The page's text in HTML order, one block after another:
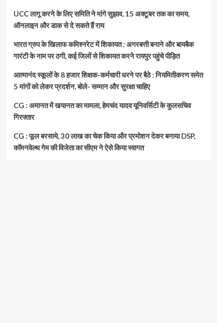
UCC लागू करने के लिए समिति ने मांगे सुझाव, 15 अक्टूबर तक का समय,
ऑनलाइन और डाक से दे सकते हैं राय
भारत ग्रुप के खिलाफ कमिश्नरेट में शिकायत : अगरबत्ती बनाने और बायबैक
गारंटी के नाम पर ठगी, कई जिलों से शिकायत करने रायपुर पहुंचे पीड़ित
आत्मानंद स्कूलों के 8 हजार शिक्षक-कर्मचारी धरने पर बैठे : नियमितीकरण समेत
5 मांगों को लेकर प्रदर्शन, बोले- सम्मान और सुरक्षा चाहिए
CG : अमानत में खयानत का मामला, हेमचंद यादव यूनिवर्सिटी के कुलसचिव
गिरफ्तार
CG : फूल बरसाये, 30 लाख का चेक किया और प्रमोशन देकर बनाया DSP,
कॉमनवेल्थ गेम की विजेता का सीएम ने ऐसे किया स्वागत